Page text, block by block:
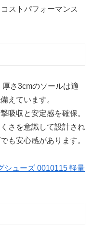
ストパフォーマンス
さ3cmのソールは適
えています。
吸収と安定感を確保。
さを意識して設計され
も安心感があります。
シューズ 0010115 軽量